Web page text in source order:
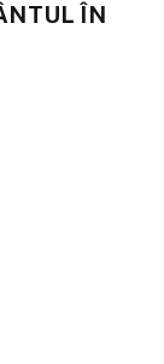
ÎN